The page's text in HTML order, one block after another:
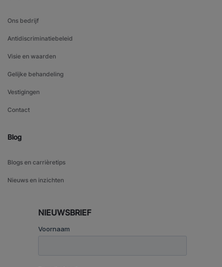
Ons bedrijf
Antidiscriminatiebeleid
Visie en waarden
Gelijke behandeling
Vestigingen
Contact
Blog
Blogs en carrièretips
Nieuws en inzichten
NIEUWSBRIEF